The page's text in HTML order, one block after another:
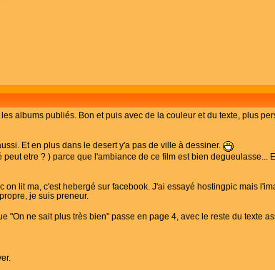
albums publiés. Bon et puis avec de la couleur et du texte, plus
Et en plus dans le desert y'a pas de ville à dessiner.
etre ? ) parce que l'ambiance de ce film est bien degueulasse...
lit ma, c'est hebergé sur facebook. J'ai essayé hostingpic mais
je suis preneur.
"On ne sait plus très bien" passe en page 4, avec le reste du texte